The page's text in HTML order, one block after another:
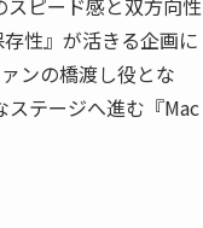
ピード感と双方向性
性』が活きる企画に
ンの橋渡し役とな
ステージへ進む『Mac